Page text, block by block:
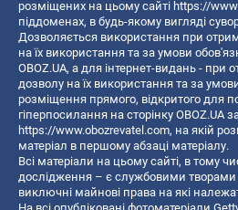
розміщених на цьому сайті https://
піддоменах, в будь-якому вигляді
Дозволяється використання при
на їх використання та за умови
OBOZ.UA, а для інтернет-видань - при
дозволу на їх використання та за
розміщення прямого, відкритого для
гіперпосилання на сторінку OBOZ.UA
https://www.obozrevatel.com, на якій
матеріал в першому абзаці матеріалу.
Всі матеріали на цьому сайті, в тому
дослідження – є службовими творами
виключні майнові права на які